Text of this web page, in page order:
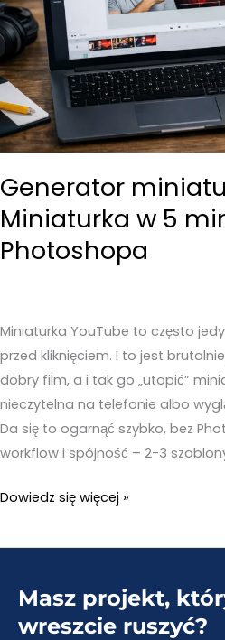
Generator
Miniaturka w 5
Photoshopa
Miniaturka YouTube to często
przed kliknięciem. I to jest
dobry film, a i tak go „utopić”
nieczytelna na telefonie albo
Da się to ogarnąć szybko, bez
workflow i spójność – 2-3
Generator
YouTube
Miniaturka
Dowiedz się więcej »
Masz projekt,
wreszcie ruszyć?